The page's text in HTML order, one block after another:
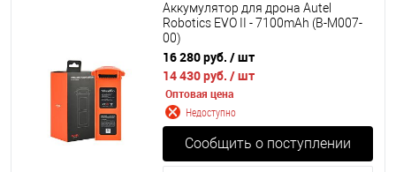
Аккумулятор для дрона Autel
Robotics EVO II - 7100mAh (B-M007-
00)
16 280 руб. / шт
14 430 руб. / шт
Оптовая цена
Недоступно
Сообщить о поступлении